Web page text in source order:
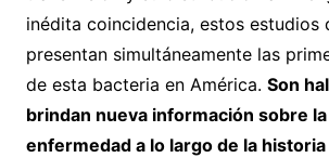
inédita coincidencia, estos estudios
presentan simultáneamente las
de esta bacteria en América. Son
brindan nueva información sobre
enfermedad a lo largo de la